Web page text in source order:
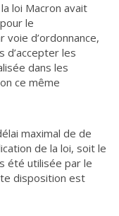
la loi Macron avait
le
voie d’ordonnance,
d’accepter les
dans les
ce même
maximal de de
de la loi, soit le
été utilisée par le
disposition est